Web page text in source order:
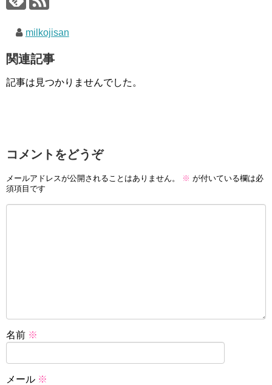
milkojisan
関連記事
記事は見つかりませんでした。
コメントをどうぞ
メールアドレスが公開されることはありません。 ※ が付いている欄は必
須項目です
名前 ※
メール ※